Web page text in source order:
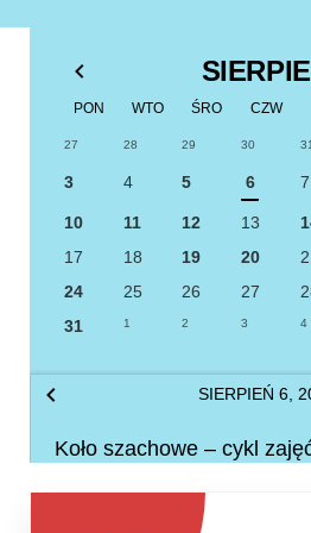
PON WTO ŚRO CZW
27 28 29 30 31
3
4 5 6 7
10 11 12 13
17
18 19 20
24
25 26 27
31
1 2 3 4
SIERPIEŃ 6,
Koło szachowe – cykl